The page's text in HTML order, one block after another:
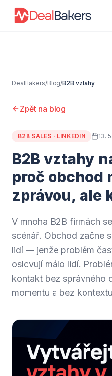
DealBakers/Blog/B2B vztahy
Zpět na blog
B2B SALES · LINKEDIN 13.
B2B vztahy
proč obchod
zprávou, ale
V mnoha B2B firmách
scénář. Obchod začne
lidí — jenže problém
oslovují málo lidí.
kontakt bez správného
momentu a bez